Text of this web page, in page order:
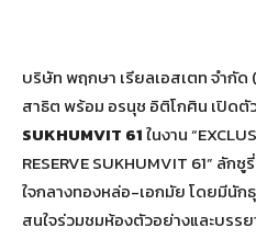
บริษัท พฤกษา เรียลเอสเตท จํากั
สาธิต พร้อม อรนุช อิติโกศิน เปิดตั
SUKHUMVIT 61ในงาน
RESERVE SUKHUMVIT 61” ลัก
ใจกลางทองหล่อ-เอกมัย โดยมีนัก
สนใจร่วมชมห้องตัวอย่างและบรร